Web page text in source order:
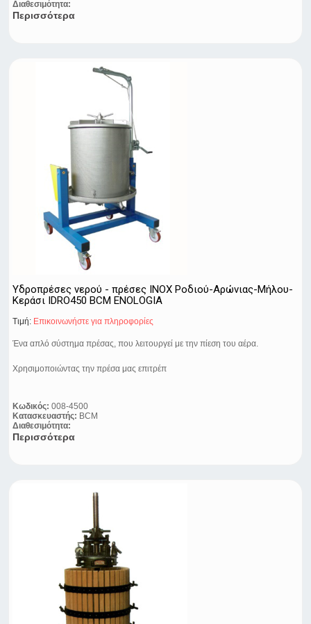
Διαθεσιμότητα:
Περισσότερα
Υδροπρέσες νερού - πρέσες ΙΝΟΧ Ροδιού-Αρώνιας-Μήλου-
Κεράσι IDRO450 BCM ENOLOGIA
Τιμή: Eπικοινωνήστε για πληροφορίες
Ένα απλό σύστημα πρέσας, που λειτουργεί με την πίεση του αέρα.
Χρησιμοποιώντας την πρέσα μας επιτρέπ
Κωδικός: 008-4500
Κατασκευαστής: BCM
Διαθεσιμότητα:
Περισσότερα